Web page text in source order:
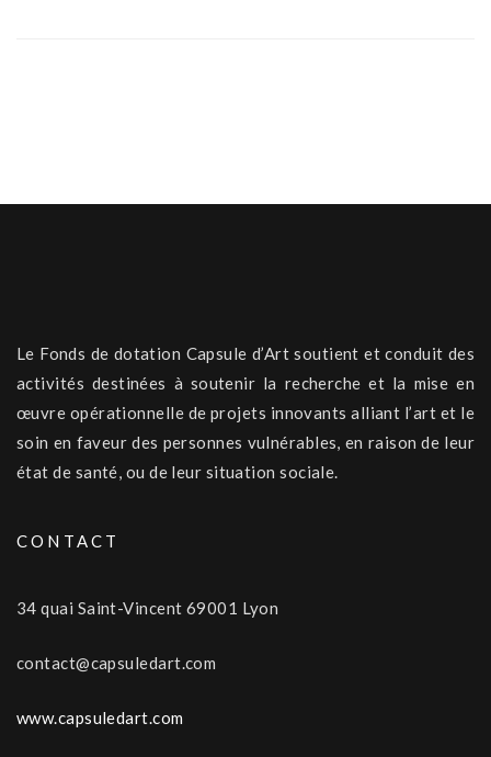
Le Fonds de dotation Capsule d’Art soutient et conduit des
activités destinées à soutenir la recherche et la mise en
œuvre opérationnelle de projets innovants alliant l’art et le
soin en faveur des personnes vulnérables, en raison de leur
état de santé, ou de leur situation sociale.
CONTACT
34 quai Saint-Vincent 69001 Lyon
contact@capsuledart.com
www.capsuledart.com